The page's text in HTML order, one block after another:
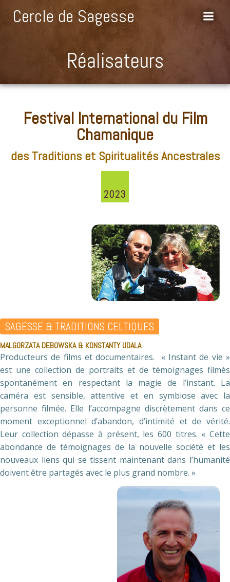
au
contenu
Cercle de Sagesse
Réalisateurs
Festival International du Film
Chamanique
des Traditions et Spiritualités Ancestrales
2023
SAGESSE & TRADITIONS CELTIQUES
MALGORZATA DEBOWSKA & KONSTANTY UDALA
Producteurs de films et documentaires. « Instant de vie »
est une collection de portraits et de témoignages filmés
spontanément en respectant la magie de l’instant. La
caméra est sensible, attentive et en symbiose avec la
personne filmée. Elle l’accompagne discrètement dans ce
moment exceptionnel d’abandon, d’intimité et de vérité.
Leur collection dépasse à présent, les 600 titres. « Cette
abondance de témoignages de la nouvelle société et les
nouveaux liens qui se tissent maintenant dans l’humanité
doivent être partagés avec le plus grand nombre. »